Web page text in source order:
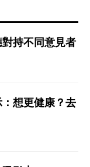
持不同意見者
想更健康？去